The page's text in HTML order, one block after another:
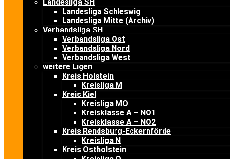
Landesliga SH
Landesliga Schleswig
Landesliga Mitte (Archiv)
Verbandsliga SH
Verbandsliga Ost
Verbandsliga Nord
Verbandsliga West
weitere Ligen
Kreis Holstein
Kreisliga M
Kreis Kiel
Kreisliga MO
Kreisklasse A – NO1
Kreisklasse A – NO2
Kreis Rendsburg-Eckernförde
Kreisliga N
Kreis Ostholstein